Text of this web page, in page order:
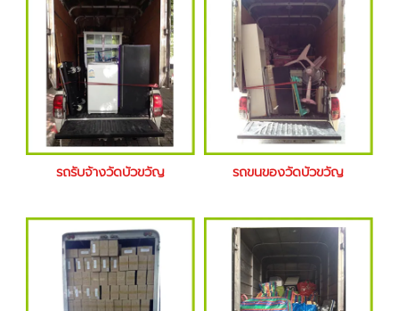
รถรับจ้างวัดบัวขวัญ รถขนของวัดบัวขวัญ